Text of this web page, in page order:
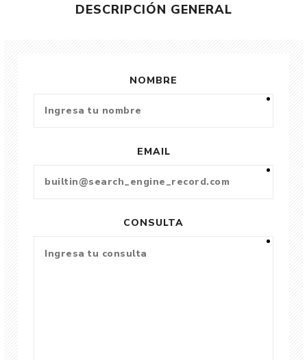
DESCRIPCIÓN GENERAL
NOMBRE
EMAIL
CONSULTA